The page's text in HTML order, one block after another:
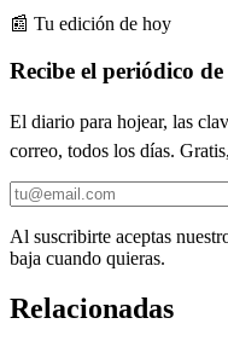
📰 Tu edición de hoy
Recibe el periódico
El diario para hojear, las
correo, todos los días.
Al suscribirte aceptas
baja cuando quieras.
Relacionadas